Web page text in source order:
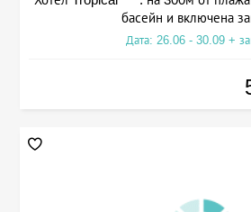
басейн и включена
Дата: 26.06 - 30.09 +